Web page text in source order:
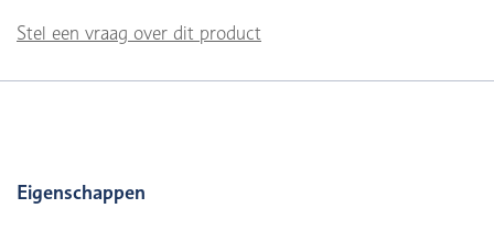
Stel een vraag over dit product
Eigenschappen